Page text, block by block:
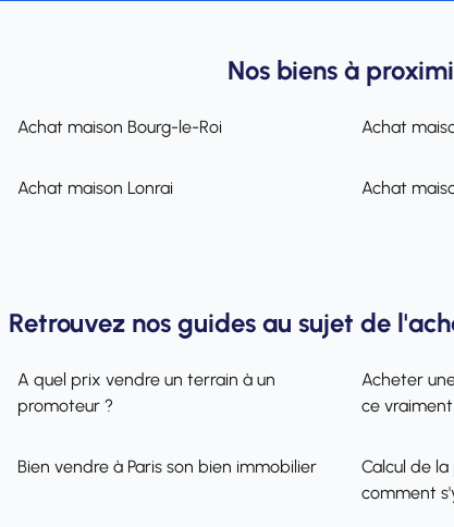
Nos biens à
Achat maison Bourg-le-Roi Achat
Achat maison Lonrai Achat
Retrouvez nos guides au sujet de
A quel prix vendre un terrain à un
promoteur ?
Acheter
ce
Bien vendre à Paris son bien immobilier
Calcul de
comment